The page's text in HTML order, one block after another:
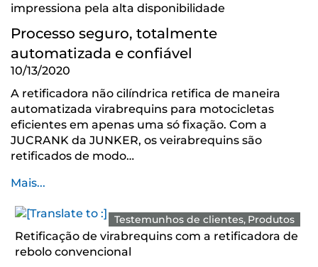
impressiona pela alta disponibilidade
Processo seguro, totalmente
automatizada e confiável
10/13/2020
A retificadora não cilíndrica retifica de maneira
automatizada virabrequins para motocicletas
eficientes em apenas uma só fixação. Com a
JUCRANK da JUNKER, os veirabrequins são
retificados de modo…
Mais...
Testemunhos de clientes Produtos
Retificação de virabrequins com a retificadora de
rebolo convencional